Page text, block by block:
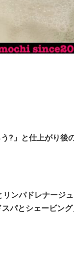
?」と仕上がり後
ンパドレナージ
パとシェービン